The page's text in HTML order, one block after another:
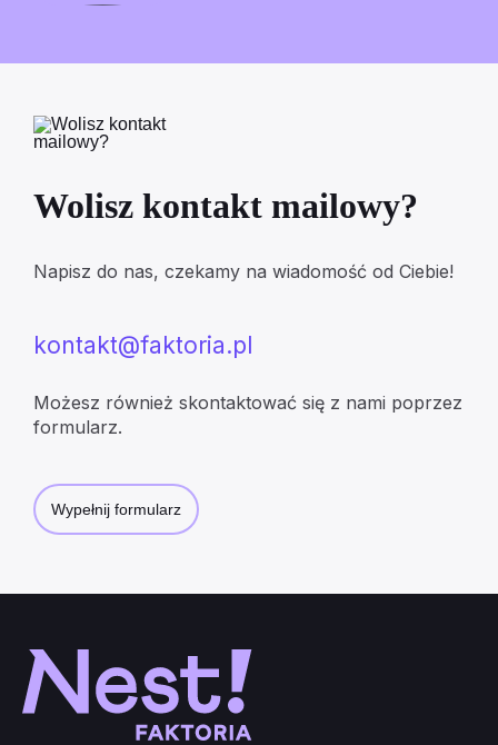
Wolisz kontakt mailowy?
Napisz do nas, czekamy na wiadomość od Ciebie!
kontakt@faktoria.pl
Możesz również skontaktować się z nami poprzez
formularz.
Wypełnij formularz